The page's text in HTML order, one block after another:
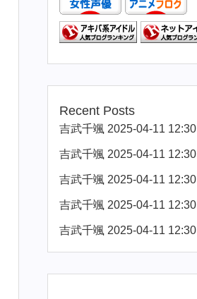
Recent Posts
吉武千颯 2025-04-11 12:30
吉武千颯 2025-04-11 12:30
吉武千颯 2025-04-11 12:30
吉武千颯 2025-04-11 12:30
吉武千颯 2025-04-11 12:30